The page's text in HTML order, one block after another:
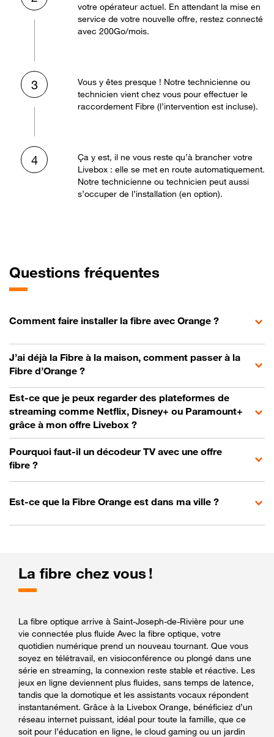
votre opérateur actuel. En attendant la mise en
service de votre nouvelle offre, restez connecté
avec 200Go/mois.
3
Vous y êtes presque ! Notre technicienne ou
technicien vient chez vous pour effectuer le
raccordement Fibre (l’intervention est incluse).
4
Ça y est, il ne vous reste qu’à brancher votre
Livebox : elle se met en route automatiquement.
Notre technicienne ou technicien peut aussi
s’occuper de l’installation (en option).
Questions fréquentes
Comment faire installer la fibre avec Orange ?
J’ai déjà la Fibre à la maison, comment passer à la
Fibre d’Orange ?
Est-ce que je peux regarder des plateformes de
streaming comme Netflix, Disney+ ou Paramount+
grâce à mon offre Livebox ?
Pourquoi faut-il un décodeur TV avec une offre
fibre ?
Est-ce que la Fibre Orange est dans ma ville ?
La fibre chez vous !
La fibre optique arrive à Saint-Joseph-de-Rivière pour une
vie connectée plus fluide Avec la fibre optique, votre
quotidien numérique prend un nouveau tournant. Que vous
soyez en télétravail, en visioconférence ou plongé dans une
série en streaming, la connexion reste stable et réactive. Les
jeux en ligne deviennent plus fluides, sans temps de latence,
tandis que la domotique et les assistants vocaux répondent
instantanément. Grâce à la Livebox Orange, bénéficiez d’un
réseau internet puissant, idéal pour toute la famille, que ce
soit pour l’éducation en ligne, le cloud gaming ou un jardin